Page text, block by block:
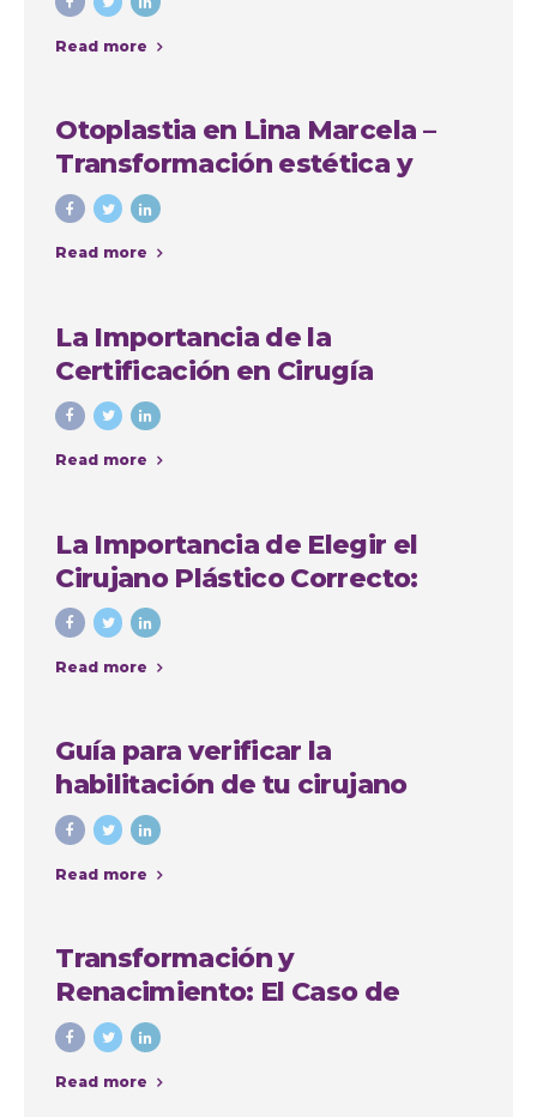
Read more
Otoplastia en Lina Marcela –
Transformación estética y
emocional con Colombia
Plastic
Read more
La Importancia de la
Certificación en Cirugía
Plástica: Consejos y Casos de
Éxito en Colombia
Read more
La Importancia de Elegir el
Cirujano Plástico Correcto:
Caso de Sindy Jhovana
Read more
Guía para verificar la
habilitación de tu cirujano
plástico en Antioquia
Read more
Transformación y
Renacimiento: El Caso de
Yadiris
Read more